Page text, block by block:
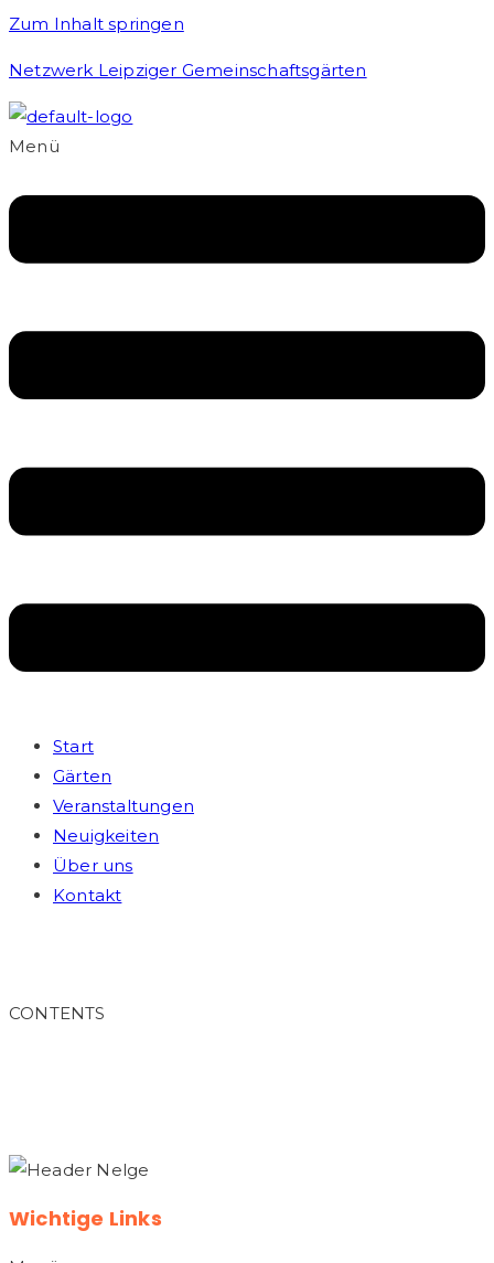
Zum Inhalt springen
Netzwerk Leipziger Gemeinschaftsgärten
Menü
Start
Gärten
Veranstaltungen
Neuigkeiten
Über uns
Kontakt
CONTENTS
Wichtige Links